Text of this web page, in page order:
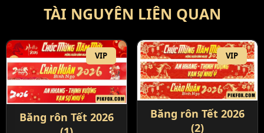
TÀI NGUYÊN LIÊN QUAN
VIP
Băng rôn Tết 2026
VIP
Băng rôn Tết 2026
(2)